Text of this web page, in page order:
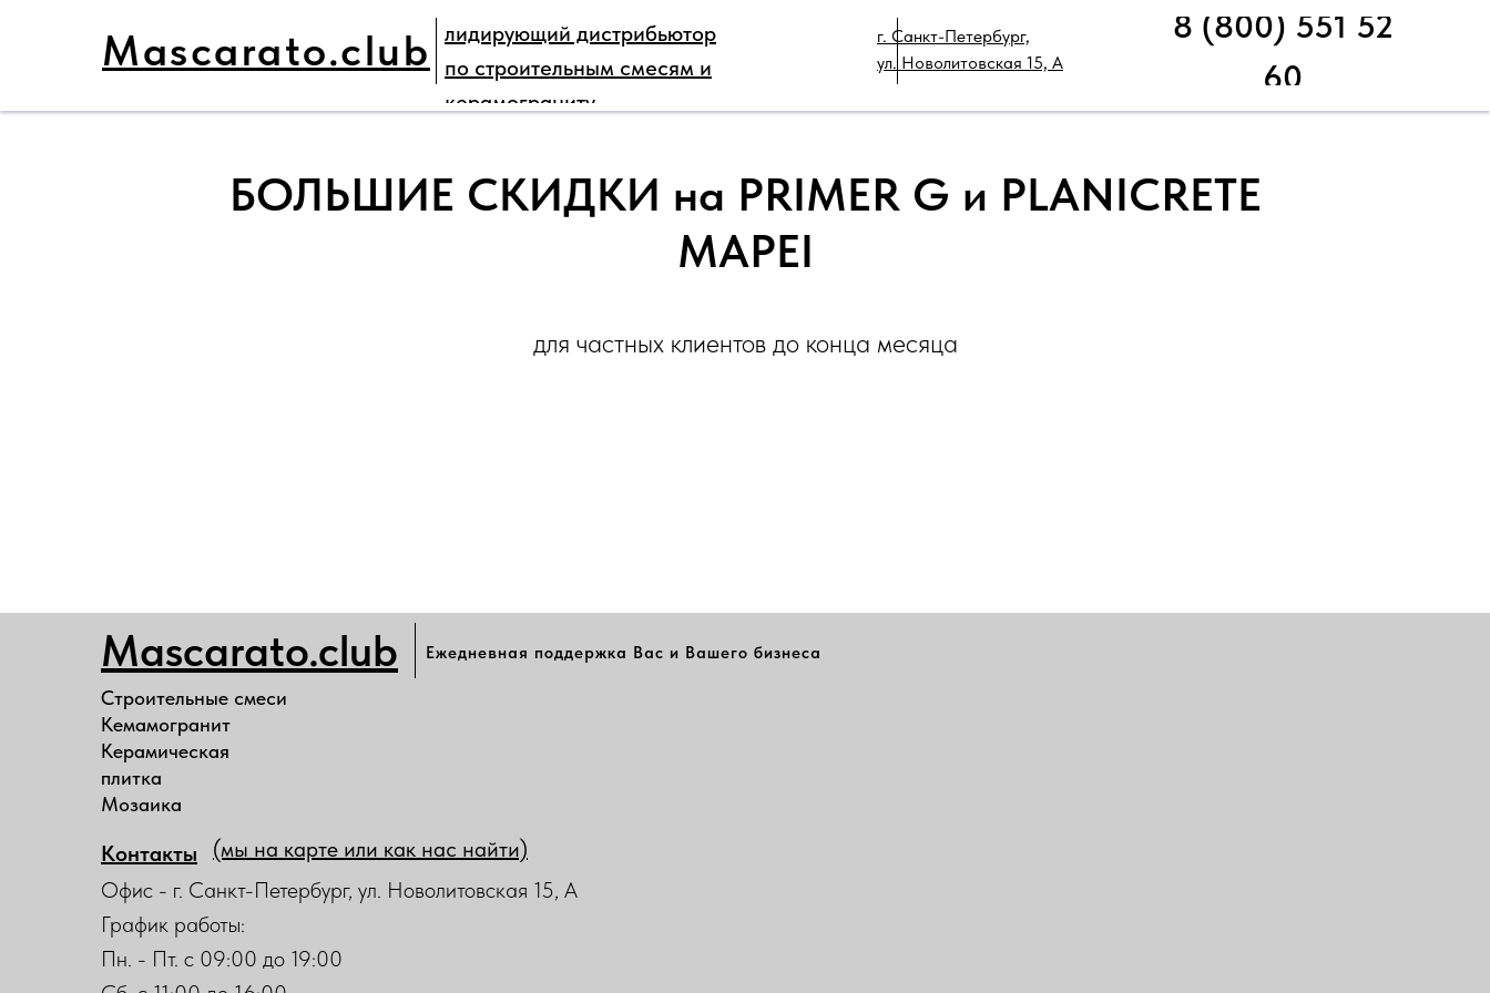
ГЛАВНАЯ НАШИ ПРОЕКТЫ ПАРТНЕРЫ ДЛЯ ПРОФЕССИОНАЛОВ КАТАЛОГ ТЕХНИЧЕСКАЯ ПОДДЕРЖКА
РАСПРОДАЖА
КОНТАКТЫ
8 (800) 551 52
60
Mascarato.club
лидирующий дистрибьютор
по строительным смесям и
керамограниту
г. Санкт-Петербург,
ул. Новолитовская 15, А
БОЛЬШИЕ СКИДКИ на PRIMER G и PLANICRETE
MAPEI
для частных клиентов до конца месяца
Ежедневная поддержка Вас и Вашего бизнеса
Mascarato.club
Строительные смеси
Кемамогранит
Керамическая
плитка
Мозаика
Контакты
Офис - г. Санкт-Петербург, ул. Новолитовская 15, А
График работы:
Пн. - Пт. с 09:00 до 19:00
(мы на карте или как нас найти)